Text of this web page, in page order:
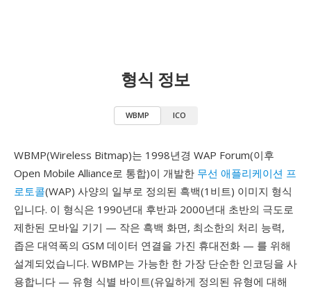
형식 정보
WBMP ICO
WBMP(Wireless Bitmap)는 1998년경 WAP Forum(이후
Open Mobile Alliance로 통합)이 개발한 무선 애플리케이션 프
로토콜(WAP) 사양의 일부로 정의된 흑백(1비트) 이미지 형식
입니다. 이 형식은 1990년대 후반과 2000년대 초반의 극도로
제한된 모바일 기기 — 작은 흑백 화면, 최소한의 처리 능력,
좁은 대역폭의 GSM 데이터 연결을 가진 휴대전화 — 를 위해
설계되었습니다. WBMP는 가능한 한 가장 단순한 인코딩을 사
용합니다 — 유형 식별 바이트(유일하게 정의된 유형에 대해